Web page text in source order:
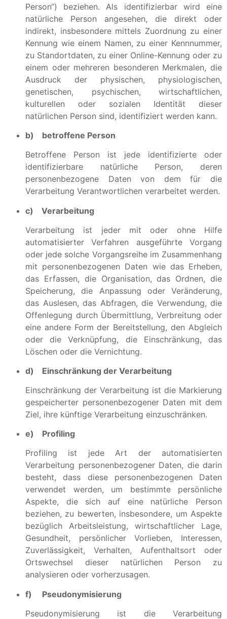
Person“) beziehen. Als identifizierbar wird eine
natürliche Person angesehen, die direkt oder
indirekt, insbesondere mittels Zuordnung zu einer
Kennung wie einem Namen, zu einer Kennnummer,
zu Standortdaten, zu einer Online-Kennung oder zu
einem oder mehreren besonderen Merkmalen, die
Ausdruck der physischen, physiologischen,
genetischen, psychischen, wirtschaftlichen,
kulturellen oder sozialen Identität dieser
natürlichen Person sind, identifiziert werden kann.
b) betroffene Person
Betroffene Person ist jede identifizierte oder
identifizierbare natürliche Person, deren
personenbezogene Daten von dem für die
Verarbeitung Verantwortlichen verarbeitet werden.
c) Verarbeitung
Verarbeitung ist jeder mit oder ohne Hilfe
automatisierter Verfahren ausgeführte Vorgang
oder jede solche Vorgangsreihe im Zusammenhang
mit personenbezogenen Daten wie das Erheben,
das Erfassen, die Organisation, das Ordnen, die
Speicherung, die Anpassung oder Veränderung,
das Auslesen, das Abfragen, die Verwendung, die
Offenlegung durch Übermittlung, Verbreitung oder
eine andere Form der Bereitstellung, den Abgleich
oder die Verknüpfung, die Einschränkung, das
Löschen oder die Vernichtung.
d) Einschränkung der Verarbeitung
Einschränkung der Verarbeitung ist die Markierung
gespeicherter personenbezogener Daten mit dem
Ziel, ihre künftige Verarbeitung einzuschränken.
e) Profiling
Profiling ist jede Art der automatisierten
Verarbeitung personenbezogener Daten, die darin
besteht, dass diese personenbezogenen Daten
verwendet werden, um bestimmte persönliche
Aspekte, die sich auf eine natürliche Person
beziehen, zu bewerten, insbesondere, um Aspekte
bezüglich Arbeitsleistung, wirtschaftlicher Lage,
Gesundheit, persönlicher Vorlieben, Interessen,
Zuverlässigkeit, Verhalten, Aufenthaltsort oder
Ortswechsel dieser natürlichen Person zu
analysieren oder vorherzusagen.
f) Pseudonymisierung
Pseudonymisierung ist die Verarbeitung